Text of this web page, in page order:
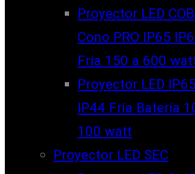
Proyector LED COB
Cono PRO IP65
Fría 150 a 600
Proyector LED IP65
IP44 Fría Batería
100 watt
Proyector LED SEC